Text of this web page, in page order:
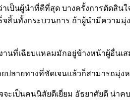
ป็นผู้นำที่ดีที่สุด บางครั้งการตัดสิ
สิ้นทั้งกระบวนการ ถ้าผู้นำมีความ
นที่เฉียบแหลมมักอยู่ข้างหน้าผู้อื่น
ลายทางที่ชัดเจนแล้วก็สามารถมุ่ง
เป็นคนนิสัยดีเยี่ยม อัธยาศัยดี น่า